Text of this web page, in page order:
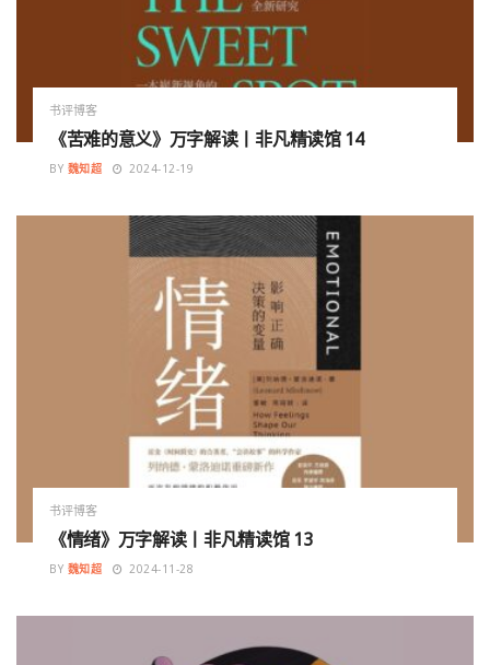
书评博客
《苦难的意义》万字解读丨非凡精读馆 14
BY 魏知超 2024-12-19
书评博客
《情绪》万字解读丨非凡精读馆 13
BY 魏知超 2024-11-28